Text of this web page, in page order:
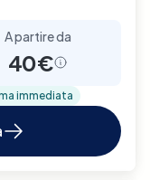
A partire da
40€
immediata